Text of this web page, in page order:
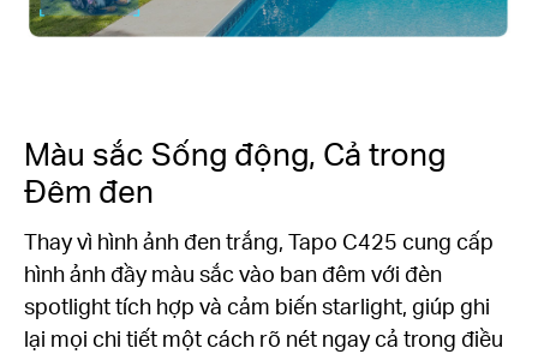
Màu sắc Sống động, Cả trong
Đêm đen
Thay vì hình ảnh đen trắng, Tapo C425 cung cấp
hình ảnh đầy màu sắc vào ban đêm với đèn
spotlight tích hợp và cảm biến starlight, giúp ghi
lại mọi chi tiết một cách rõ nét ngay cả trong điều